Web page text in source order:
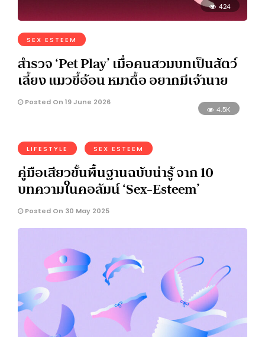
424
SEX ESTEEM
สำรวจ ‘Pet Play’ เมื่อคนสวมบทเป็นสัตว์
เลี้ยง แมวขี้อ้อน หมาดื้อ อยากมีเจ้านาย
Posted On 19 June 2026
4.5K
LIFESTYLE SEX ESTEEM
คู่มือเสียวขั้นพื้นฐานฉบับน่ารู้ จาก 10
บทความในคอลัมน์ ‘Sex-Esteem’
Posted On 30 May 2025